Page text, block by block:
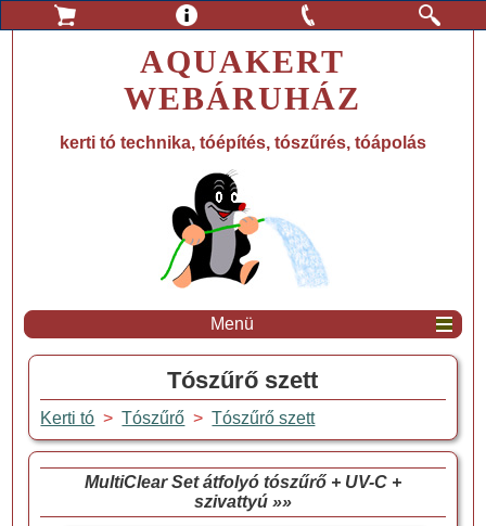
AQUAKERT
WEBÁRUHÁZ
kerti tó technika, tóépítés, tószűrés, tóápolás
Menü
Tószűrő szett
Kerti tó >Tószűrő >Tószűrő szett
MultiClear Set átfolyó tószűrő + UV-C +
szivattyú »»